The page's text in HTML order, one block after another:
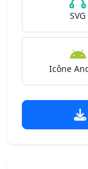
SVG
Icône